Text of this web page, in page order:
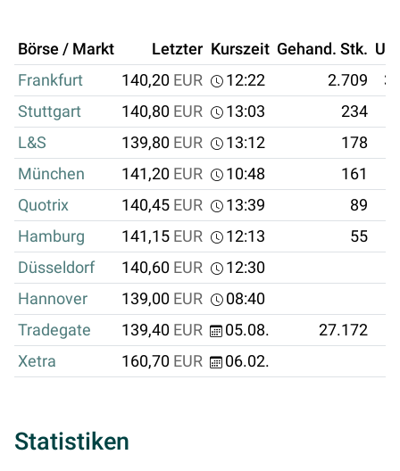
Börse / Markt Letzter Kurszeit Gehand. Stk.
Frankfurt
140,20 EUR 12:22 2.709
Stuttgart
140,80 EUR 13:03 234
L&S
139,80 EUR 13:12 178
München
141,20 EUR 10:48 161
Quotrix
140,45 EUR 13:39 89
Hamburg
141,15 EUR 12:13
55
Düsseldorf
140,60 EUR
12:30
Hannover
139,00 EUR
08:40
Tradegate
139,40 EUR 05.08. 27.172
Xetra
160,70 EUR 06.02.
Statistiken